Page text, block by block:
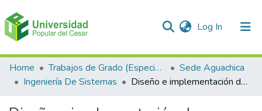
Log In (current)
Communities & Collections
All of DSpace
Home Trabajos de Grado (Especializaciones y Pregrados)
Sede Aguachica
Ingeniería De Sistemas
Diseño e implementación de un sistema de información para la gestión del proceso de trazabilidad del ganado bovino de ceba en la finca El Darién en el municipio de Gamarra Cesar.